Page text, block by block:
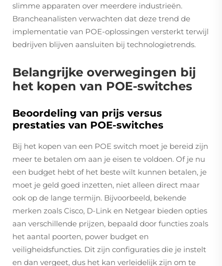
slimme apparaten over meerdere industrieën.
Brancheanalisten verwachten dat deze trend de
implementatie van POE-oplossingen versterkt terwijl
bedrijven blijven aansluiten bij technologietrends.
Belangrijke overwegingen bij
het kopen van POE-switches
Beoordeling van prijs versus
prestaties van POE-switches
Bij het kopen van een POE switch moet je bereid zijn
meer te betalen om aan je eisen te voldoen. Of je nu
een budget hebt of het beste wilt kunnen betalen, je
moet je geld goed inzetten, niet alleen direct maar
ook op de lange termijn. Bijvoorbeeld, bekende
merken zoals Cisco, D-Link en Netgear bieden opties
aan verschillende prijzen, bepaald door functies zoals
het aantal poorten, power budget en
veiligheidsfuncties. Dit zijn configuraties die je instelt
en dan vergeet, dus het kan verleidelijk zijn om te